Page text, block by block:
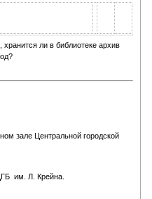
ли в библиотеке архив
зале Центральной городской
им. Л. Крейна.